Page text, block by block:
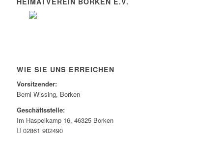
WIE SIE UNS ERREICHEN
Vorsitzender:
Berni Wissing, Borken
Geschäftsstelle:
Im Haspelkamp 16, 46325 Borken
02861 902490